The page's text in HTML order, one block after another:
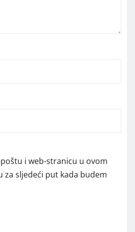
i web-stranicu u ovom
sljedeći put kada budem